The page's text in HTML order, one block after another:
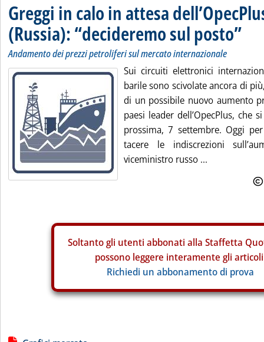
Greggi in calo in attesa
(Russia): “decideremo sul posto”
Andamento dei prezzi petroliferi sul mercato internazionale
Sui circuiti elettronici
barile sono scivolate ancora di
di un possibile nuovo aumento
paesi leader dell’OpecPlus, che
prossima, 7 settembre. Oggi
tacere le indiscrezioni
viceministro russo ...
Soltanto gli utenti abbonati alla Staffetta
possono leggere interamente gli
Richiedi un abbonamento di prova